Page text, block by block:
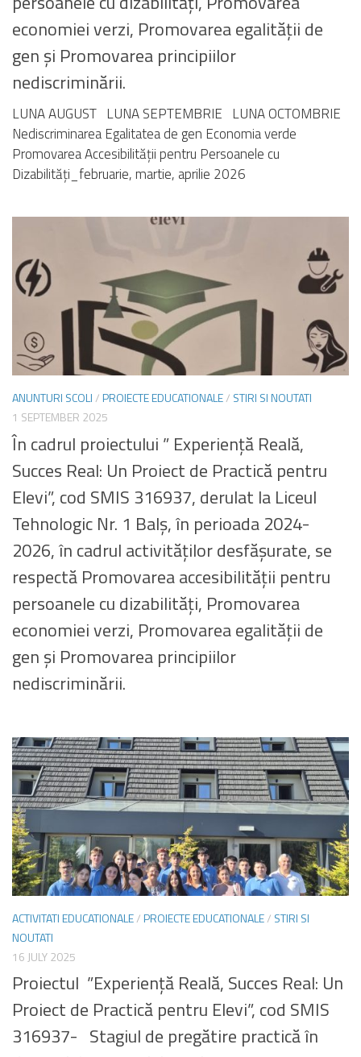
economiei verzi, Promovarea egalității de
gen și Promovarea principiilor
nediscriminării.
LUNA AUGUST LUNA SEPTEMBRIE LUNA OCTOMBRIE
Nediscriminarea Egalitatea de gen Economia verde
Promovarea Accesibilității pentru Persoanele cu
Dizabilități_februarie, martie, aprilie 2026
ANUNTURI SCOLI/PROIECTE EDUCATIONALE/ STIRI SI NOUTATI
1 SEPTEMBER 2025
În cadrul proiectului ” Experiență Reală,
Succes Real: Un Proiect de Practică pentru
Elevi”, cod SMIS 316937, derulat la Liceul
Tehnologic Nr. 1 Balș, în perioada 2024-
2026, în cadrul activităților desfășurate, se
respectă Promovarea accesibilității pentru
persoanele cu dizabilități, Promovarea
economiei verzi, Promovarea egalității de
gen și Promovarea principiilor
nediscriminării.
ACTIVITATI EDUCATIONALE/PROIECTE EDUCATIONALE/ STIRI SI
NOUTATI
16 JULY 2025
Proiectul ”Experiență Reală, Succes Real: Un
Proiect de Practică pentru Elevi”, cod SMIS
316937- Stagiul de pregătire practică în